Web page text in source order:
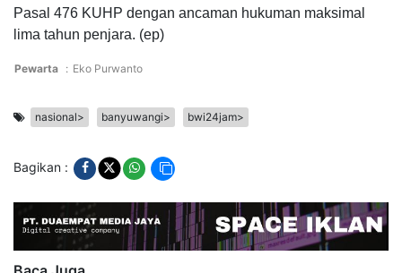
Pasal 476 KUHP dengan ancaman hukuman maksimal
lima tahun penjara. (ep)
Pewarta : Eko Purwanto
nasional> banyuwangi> bwi24jam>
Bagikan :